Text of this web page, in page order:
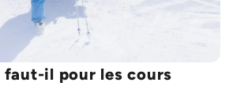
faut-il pour les cours